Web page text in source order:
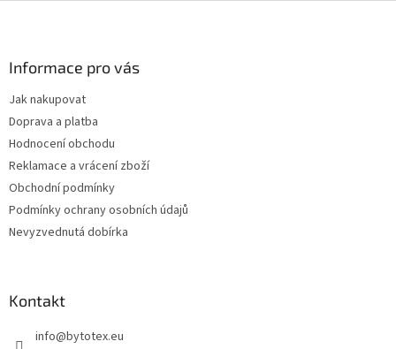
Informace pro vás
Jak nakupovat
Doprava a platba
Hodnocení obchodu
Reklamace a vrácení zboží
Obchodní podmínky
Podmínky ochrany osobních údajů
Nevyzvednutá dobírka
Kontakt
info@bytotex.eu